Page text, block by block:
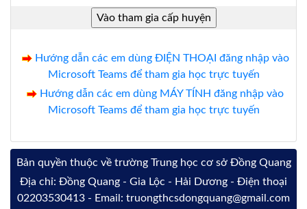
Hướng dẫn các em dùng ĐIỆN THOẠI đăng nhập vào
Microsoft Teams để tham gia học trực tuyến
Hướng dẫn các em dùng MÁY TÍNH đăng nhập vào
Microsoft Teams để tham gia học trực tuyến
Bản quyền thuộc về trường Trung học cơ sở Đồng Quang
Địa chỉ: Đồng Quang - Gia Lộc - Hải Dương - Điện thoại
02203530413 - Email: truongthcsdongquang@gmail.com